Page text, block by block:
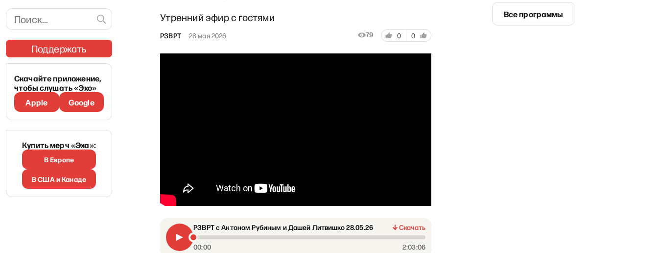
Поддержать
Скачайте приложение,
чтобы слушать «Эхо»
Apple
Google
Купить мерч «Эха»:
В Европе
В США и Канаде
Утренний эфир с гостями
РЗВРТ 28 мая 2026 79 0 0
РЗВРТ с Антоном Рубиным и Дашей Литвишко 28.05.26 Скачать
00:00 2:03:06
Все программы